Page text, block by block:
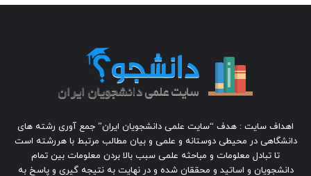
اهداف سایت : هدف “سایت علمی دانشجویان ایران” جمع آوری رشته های
دانشگاهی در محیطی دوستانه و علمی و بیان مطالب مرتبط با هررشته است
تا تبادل معلومات و مباحثه علمی سبب بالا بردن معلومات بین تمام
دانشجویان و اساتید و محققان شده و در نهایت به نتیجه گیری و پاسخ به